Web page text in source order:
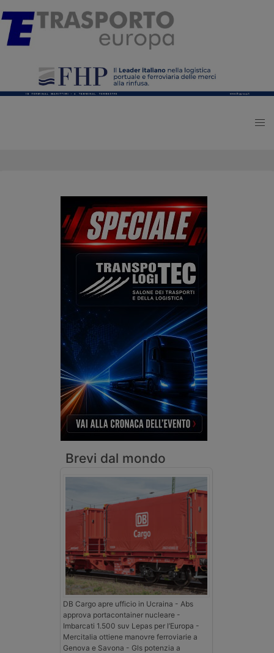
Brevi dal mondo
DB Cargo apre ufficio in Ucraina - Abs
approva portacontainer nucleare -
Imbarcati 1.500 suv Lepas per l’Europa -
Mercitalia ottiene manovre ferroviarie a
Genova e Savona - Gls potenzia a